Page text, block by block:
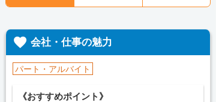
 会社・仕事の魅力
パート・アルバイト
《おすすめポイント》